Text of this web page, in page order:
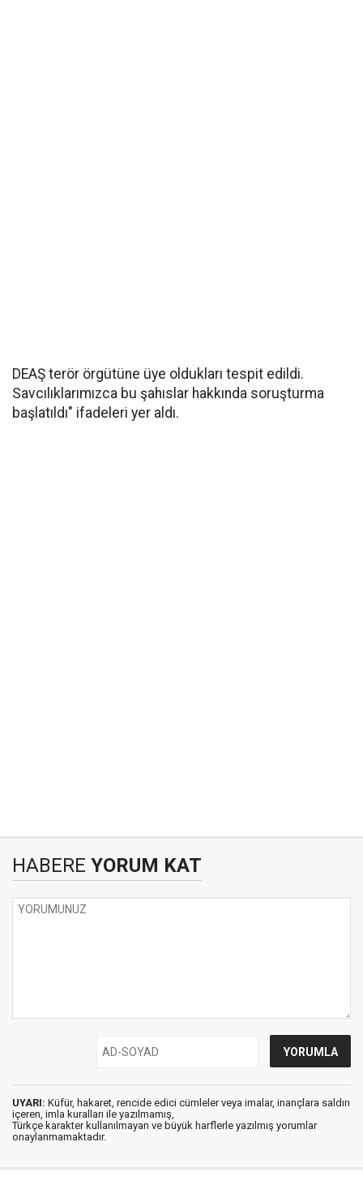
DEAŞ terör örgütüne üye oldukları tespit edildi.
Savcılıklarımızca bu şahıslar hakkında soruşturma
başlatıldı" ifadeleri yer aldı.
HABERE YORUM KAT
UYARI: Küfür, hakaret, rencide edici cümleler veya imalar, inançlara saldırı
içeren, imla kuralları ile yazılmamış,
Türkçe karakter kullanılmayan ve büyük harflerle yazılmış yorumlar
onaylanmamaktadır.